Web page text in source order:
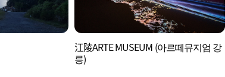
江陵ARTE MUSEUM (아르떼뮤지엄 강
릉)